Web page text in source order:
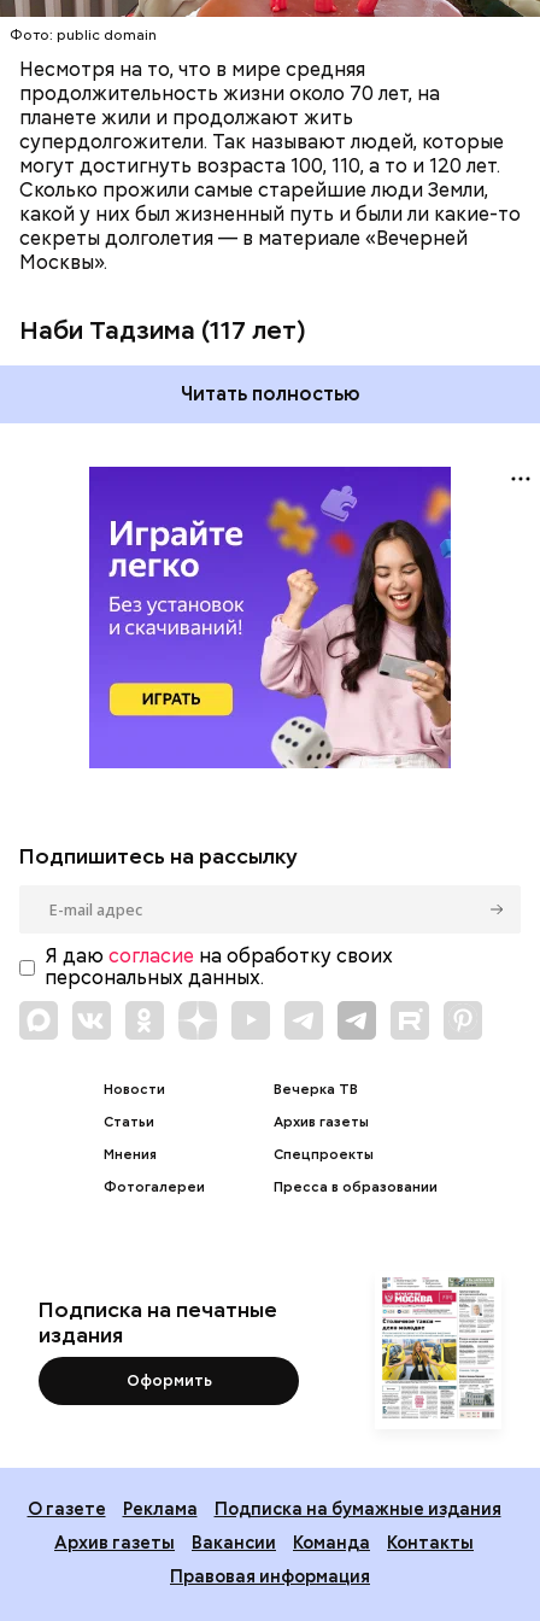
Фото: public domain
Несмотря на то, что в мире средняя
продолжительность жизни около 70 лет, на
планете жили и продолжают жить
супердолгожители. Так называют людей, которые
могут достигнуть возраста 100, 110, а то и 120 лет.
Сколько прожили самые старейшие люди Земли,
какой у них был жизненный путь и были ли какие-то
секреты долголетия — в материале «Вечерней
Москвы».
Наби Тадзима (117 лет)
Фото: public domain
Читать полностью
Подпишитесь на рассылку
Я даю согласие на обработку своих
персональных данных.
Новости
Статьи
Мнения
Фотогалереи
Вечерка ТВ
Архив газеты
Спецпроекты
Пресса в образовании
Подписка на печатные
издания
Оформить
О газете Реклама
Подписка на бумажные издания
Архив газеты
Вакансии Команда
Контакты
Правовая информация